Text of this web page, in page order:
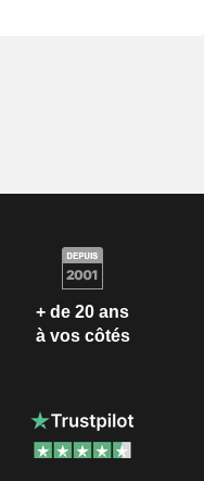
+ de 20 ans
à vos côtés